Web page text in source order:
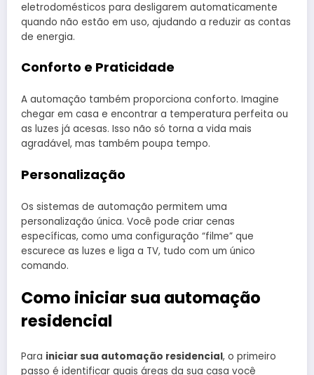
eletrodomésticos para desligarem automaticamente
quando não estão em uso, ajudando a reduzir as contas
de energia.
Conforto e Praticidade
A automação também proporciona conforto. Imagine
chegar em casa e encontrar a temperatura perfeita ou
as luzes já acesas. Isso não só torna a vida mais
agradável, mas também poupa tempo.
Personalização
Os sistemas de automação permitem uma
personalização única. Você pode criar cenas
específicas, como uma configuração “filme” que
escurece as luzes e liga a TV, tudo com um único
comando.
Como iniciar sua automação
residencial
Para iniciar sua automação residencial, o primeiro
passo é identificar quais áreas da sua casa você